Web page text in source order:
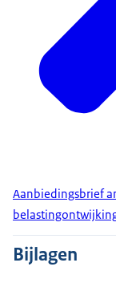
Aanbiedingsbrief
Bijlagen